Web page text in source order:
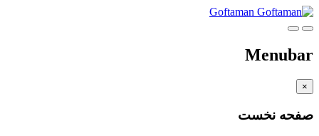
Goftaman
Menubar
×
صفحه نخست